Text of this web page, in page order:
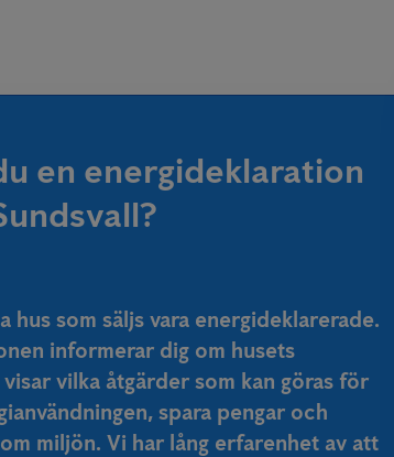
en energideklaration
hus som säljs vara energideklarerade.
informerar dig om husets
vilka åtgärder som kan göras för
spara pengar och
miljön. Vi har lång erfarenhet av att